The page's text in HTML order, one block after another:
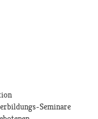
Seminare